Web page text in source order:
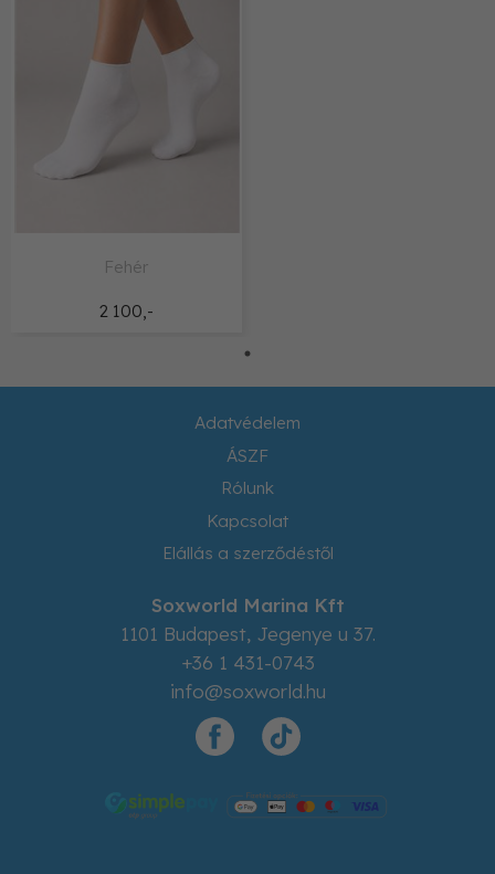
2 100,-
Fehér
Adatvédelem
ÁSZF
Rólunk
Kapcsolat
Elállás a szerződéstől
Soxworld Marina Kft
1101 Budapest, Jegenye u 37.
+36 1 431-0743
info@soxworld.hu